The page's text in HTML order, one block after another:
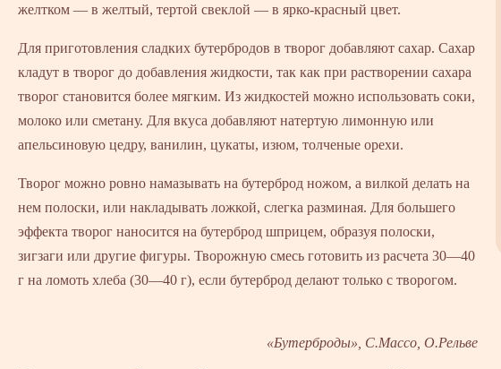
желтком — в желтый, тертой свеклой — в ярко-красный цвет.
Для приготовления сладких бутербродов в творог добавляют сахар. Сахар
кладут в творог до добавления жидкости, так как при растворении сахара
творог становится более мягким. Из жидкостей можно использовать соки,
молоко или сметану. Для вкуса добавляют натертую лимонную или
апельсиновую цедру, ванилин, цукаты, изюм, толченые орехи.
Творог можно ровно намазывать на бутерброд ножом, а вилкой делать на
нем полоски, или накладывать ложкой, слегка разминая. Для большего
эффекта творог наносится на бутерброд шприцем, образуя полоски,
зигзаги или другие фигуры. Творожную смесь готовить из расчета 30—40
г на ломоть хлеба (30—40 г), если бутерброд делают только с творогом.
«Бутерброды», С.Массо, О.Рельве